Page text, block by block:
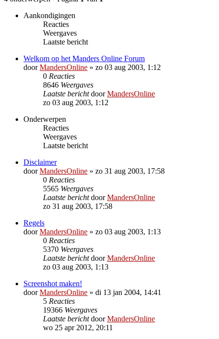
Aankondigingen
Reacties
Weergaves
Laatste bericht
Welkom op het Manders Online Forum
doorMandersOnline » zo 03 aug 2003, 1:12
0 Reacties
8646 Weergaves
Laatste berichtdoorMandersOnline
zo 03 aug 2003, 1:12
Onderwerpen
Reacties
Weergaves
Laatste bericht
Disclaimer
doorMandersOnline » zo 31 aug 2003, 17:58
0 Reacties
5565 Weergaves
Laatste berichtdoorMandersOnline
zo 31 aug 2003, 17:58
Regels
doorMandersOnline » zo 03 aug 2003, 1:13
0 Reacties
5370 Weergaves
Laatste berichtdoorMandersOnline
zo 03 aug 2003, 1:13
Screenshot maken!
doorMandersOnline » di 13 jan 2004, 14:41
5 Reacties
19366 Weergaves
Laatste berichtdoorMandersOnline
wo 25 apr 2012, 20:11